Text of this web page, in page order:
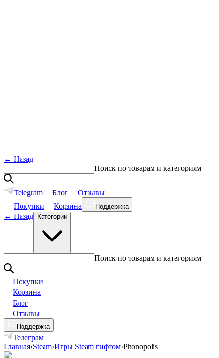
← Назад
Поиск по товарам и категориям
Telegram Блог
Отзывы
Покупки
Корзина Поддержка
← Назад Категории
Поиск по товарам и категориям
Покупки
Корзина
Блог
Отзывы
Поддержка
Телеграм
Главная›Steam›Игры Steam гифтом›Phonopolis